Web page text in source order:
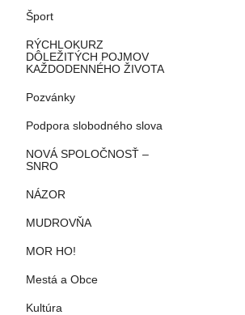
Šport
RÝCHLOKURZ
DÔLEŽITÝCH POJMOV
KAŽDODENNÉHO ŽIVOTA
Pozvánky
Podpora slobodného slova
NOVÁ SPOLOČNOSŤ –
SNRO
NÁZOR
MUDROVŇA
MOR HO!
Mestá a Obce
Kultúra